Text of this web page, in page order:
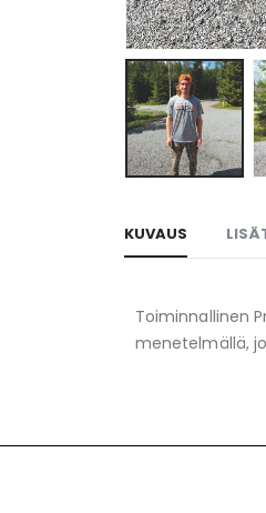
KUVAUS
Toiminnallinen
menetelmällä,